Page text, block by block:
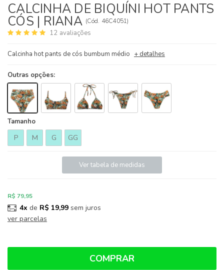
CALCINHA DE BIQUÍNI HOT PANTS
CÓS | RIANA (Cód. 46C4051)
12 avaliações
Calcinha hot pants de cós bumbum médio + detalhes
Outras opções:
Tamanho
P M G GG
Ver tabela de medidas
R$ 79,95
4x de R$ 19,99 sem juros
ver parcelas
COMPRAR